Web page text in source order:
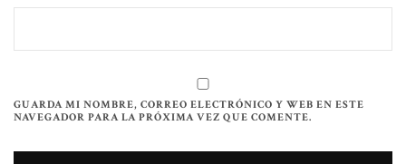
GUARDA MI NOMBRE, CORREO ELECTRÓNICO Y WEB EN ESTE
NAVEGADOR PARA LA PRÓXIMA VEZ QUE COMENTE.